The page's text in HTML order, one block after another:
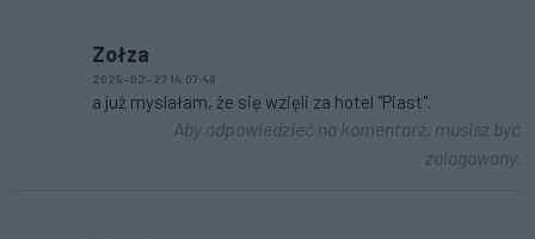
Zołza
2025-02-27 14:07:48
a już myslałam, że się wzięli za hotel "Piast".
Aby odpowiedzieć na komentarz, musisz być
zalogowany.